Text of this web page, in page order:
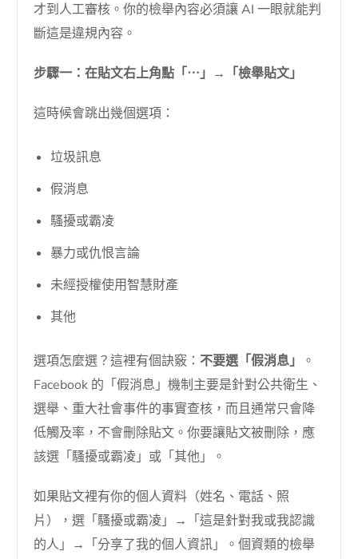
才到人工審核。你的檢舉內容必須讓 AI 一眼就能判
斷這是違規內容。
步驟一：在貼文右上角點「⋯」→「檢舉貼文」
這時候會跳出幾個選項：
垃圾訊息
假消息
騷擾或霸凌
暴力或仇恨言論
未經授權使用智慧財產
其他
選項怎麼選？這裡有個訣竅： 不要選「假消息」
。
Facebook 的「假消息」機制主要是針對公共衛生、
選舉、重大社會事件的事實查核，而且通常只會降
低觸及率，不會刪除貼文。你要讓貼文被刪除，應
該選「騷擾或霸凌」或「其他」。
如果貼文裡有你的個人資料（姓名、電話、照
片），選「騷擾或霸凌」→「這是針對我或我認識
的人」→「分享了我的個人資訊」。個資類的檢舉